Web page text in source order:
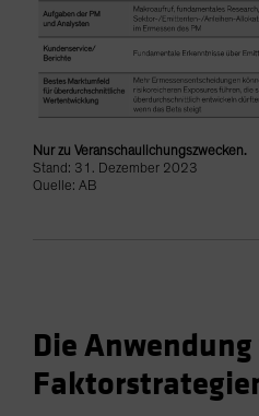
Nur zu Veranschaulichungszwecken.
Stand: 31. Dezember 2023
Quelle: AB
Die